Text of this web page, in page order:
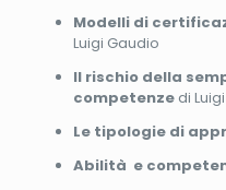
Modelli di
Luigi Gaudio
Il rischio della
competenzedi
Le tipologie di
Abilità e